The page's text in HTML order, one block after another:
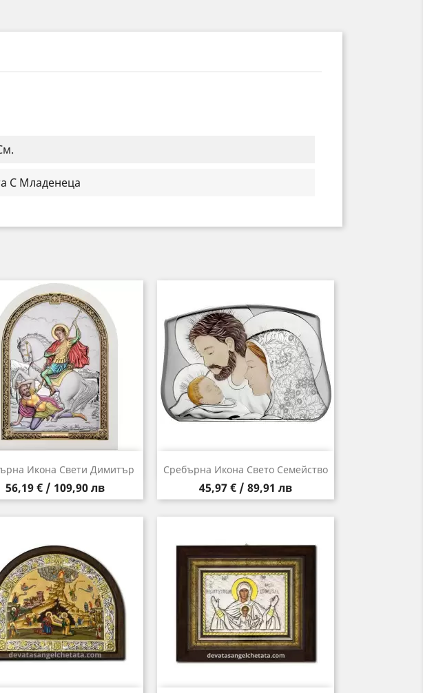
С Младенеца
Икона Свети Димитър
Цена
56,19 € / 109,90 лв
 Бърз преглед Сребърна Икона Свето Семейство
Цена
45,97 € / 89,91 лв
Бърз преглед